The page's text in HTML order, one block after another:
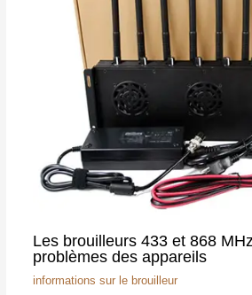
Les brouilleurs 433 et 868
problèmes des appareils
informations sur le brouilleur